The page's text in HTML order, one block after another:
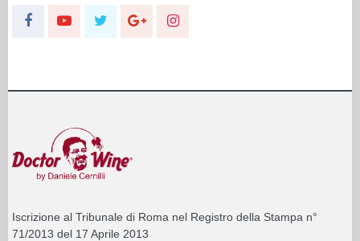
Iscrizione al Tribunale di Roma nel Registro della Stampa n°
71/2013 del 17 Aprile 2013